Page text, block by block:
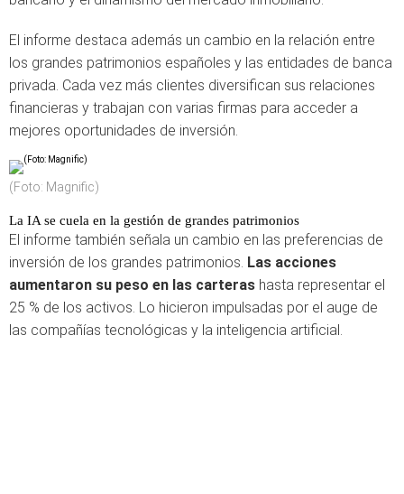
El informe destaca además un cambio en la relación entre
los grandes patrimonios españoles y las entidades de banca
privada. Cada vez más clientes diversifican sus relaciones
financieras y trabajan con varias firmas para acceder a
mejores oportunidades de inversión.
(Foto: Magnific)
La IA se cuela en la gestión de grandes patrimonios
El informe también señala un cambio en las preferencias de
inversión de los grandes patrimonios. Las acciones
aumentaron su peso en las carteras hasta representar el
25 % de los activos. Lo hicieron impulsadas por el auge de
las compañías tecnológicas y la inteligencia artificial.